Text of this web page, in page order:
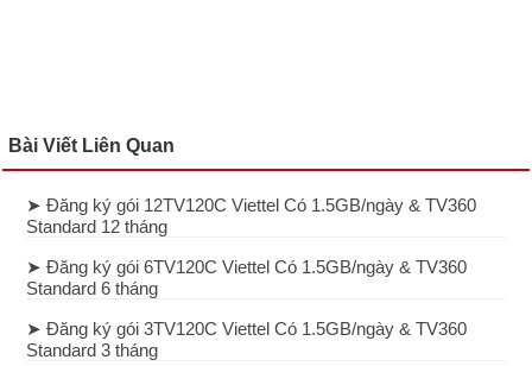
Bài Viết Liên Quan
➤ Đăng ký gói 12TV120C Viettel Có 1.5GB/ngày & TV360
Standard 12 tháng
➤ Đăng ký gói 6TV120C Viettel Có 1.5GB/ngày & TV360
Standard 6 tháng
➤ Đăng ký gói 3TV120C Viettel Có 1.5GB/ngày & TV360
Standard 3 tháng